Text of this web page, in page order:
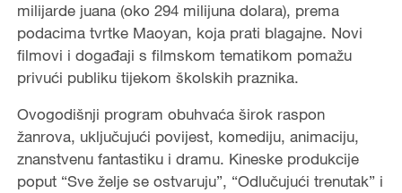
milijarde juana (oko 294 milijuna dolara), prema
podacima tvrtke Maoyan, koja prati blagajne. Novi
filmovi i događaji s filmskom tematikom pomažu
privući publiku tijekom školskih praznika.
Ovogodišnji program obuhvaća širok raspon
žanrova, uključujući povijest, komediju, animaciju,
znanstvenu fantastiku i dramu. Kineske produkcije
poput “Sve želje se ostvaruju”, “Odlučujući trenutak” i